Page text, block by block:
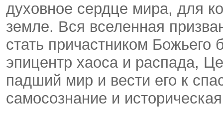
духовное сердце мира, для
земле. Вся вселенная
стать причастником
эпицентр хаоса и распада,
падший мир и вести его к
самосознание и